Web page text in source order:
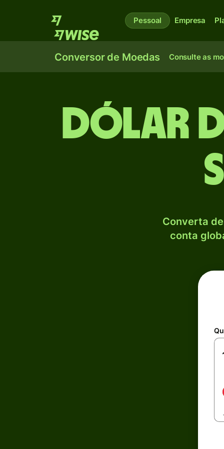
Pessoal Empresa
Conversor de Moedas Consulte as
Dólar
Converta
conta